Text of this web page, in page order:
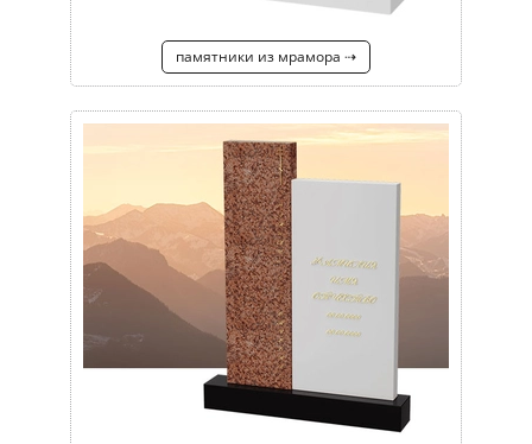
памятники из мрамора ⇢